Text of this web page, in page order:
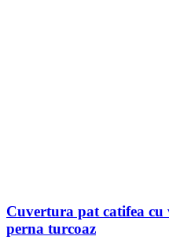
Cuvertura pat catifea cu
perna turcoaz